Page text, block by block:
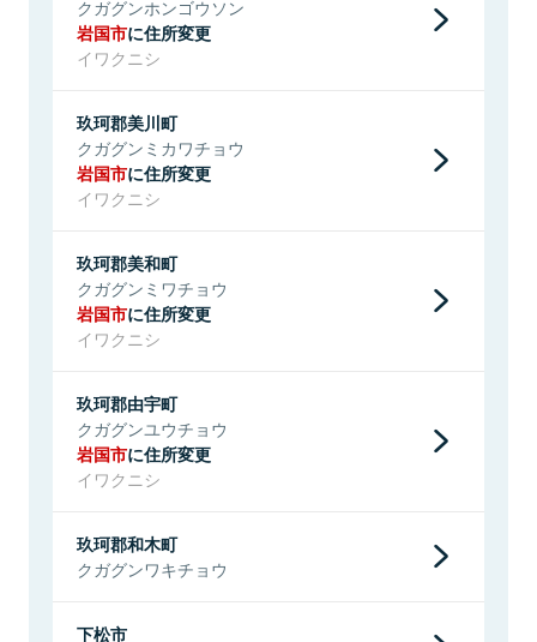
クガグンホンゴウソン
岩国市に住所変更
イワクニシ
玖珂郡美川町
クガグンミカワチョウ
岩国市に住所変更
イワクニシ
玖珂郡美和町
クガグンミワチョウ
岩国市に住所変更
イワクニシ
玖珂郡由宇町
クガグンユウチョウ
岩国市に住所変更
イワクニシ
玖珂郡和木町
クガグンワキチョウ
下松市